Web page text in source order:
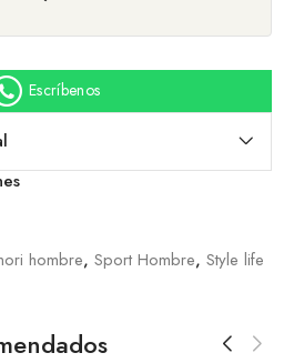
Escríbenos
hombre, Sport Hombre, Style life